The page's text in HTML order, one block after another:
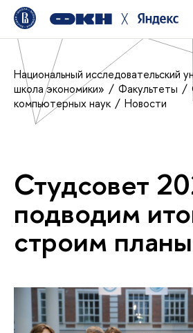
╳
Национальный исследовательский
школа экономики»
Факультеты
компьютерных наук
Новости
Студсовет
подводим
строим планы